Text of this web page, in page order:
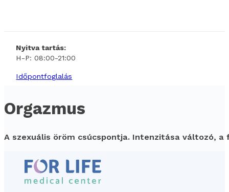
Nyitva tartás:
H-P: 08:00-21:00
Időpontfoglalás
Orgazmus
A szexuális öröm csúcspontja. Intenzitása változó,